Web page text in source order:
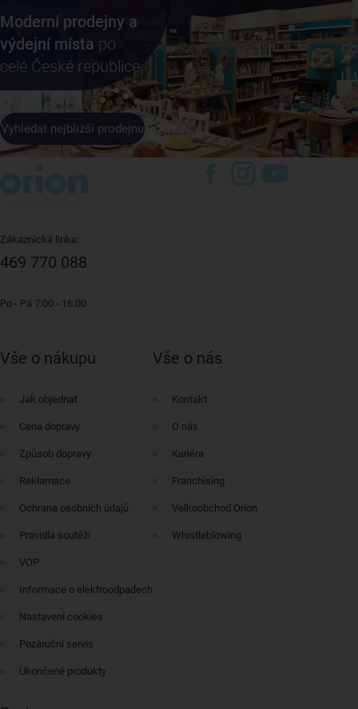
Moderní prodejny a
výdejní místa po
celé České republice
Vyhledat nejbližší prodejnu
Zákaznická linka:
469 770 088
Po - Pá 7:00 - 16:00
Vše o nákupu
Jak objednat
Cena dopravy
Způsob dopravy
Reklamace
Ochrana osobních údajů
Pravidla soutěží
VOP
Informace o elektroodpadech
Nastavení cookies
Pozáruční servis
Ukončené produkty
Vše o nás
Kontakt
O nás
Kariéra
Franchising
Velkoobchod Orion
Whistleblowing